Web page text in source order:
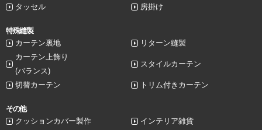
タッセル
房掛け
特殊縫製
カーテン裏地
リターン縫製
カーテン上飾り
(バランス)
スタイルカーテン
切替カーテン トリム付きカーテン
その他
クッションカバー製作
インテリア雑貨